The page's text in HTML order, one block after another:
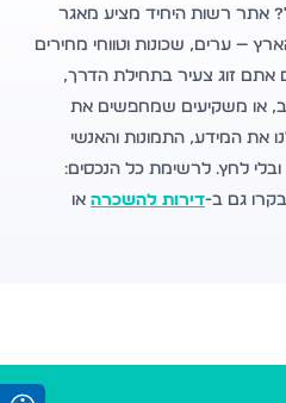
אתר רשות היחיד מציע מאגר
— ערים, שכונות וטווחי מחירים
זוג צעיר בתחילת הדרך,
או משקיעים שמחפשים את
את המידע, התמונות והאנשי
לחץ. לרשימת כל הנכסים:
גם ב-דירות להשכרה או